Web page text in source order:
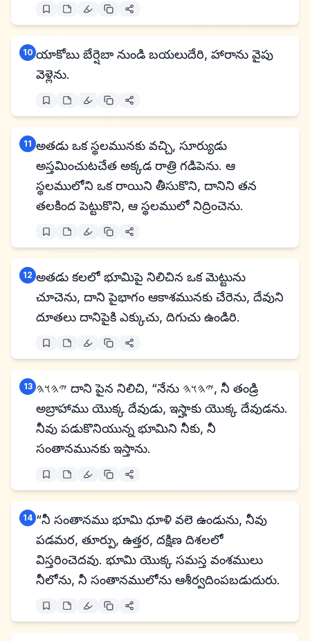
10 యాకోబు బేర్షెబా నుండి బయలుదేరి, హారాను వైపు
వెళ్లెను.
11 అతడు ఒక స్థలమునకు వచ్చి, సూర్యుడు
అస్తమించుటచేత అక్కడ రాత్రి గడిపెను. ఆ
స్థలములోని ఒక రాయిని తీసుకొని, దానిని తన
తలకింద పెట్టుకొని, ఆ స్థలములో నిద్రించెను.
12 అతడు కలలో భూమిపై నిలిచిన ఒక మెట్టును
చూచెను, దాని పైభాగం ఆకాశమునకు చేరెను, దేవుని
దూతలు దానిపైకి ఎక్కుచు, దిగుచు ఉండిరి.
13 𐤉𐤄𐤅𐤄 దాని పైన నిలిచి, “నేను 𐤉𐤄𐤅𐤄, నీ తండ్రి
అబ్రాహాము యొక్క దేవుడు, ఇస్హాకు యొక్క దేవుడను.
నీవు పడుకొనియున్న భూమిని నీకు, నీ
సంతానమునకు ఇస్తాను.
14 “నీ సంతానము భూమి ధూళి వలె ఉండును, నీవు
పడమర, తూర్పు, ఉత్తర, దక్షిణ దిశలలో
విస్తరించెదవు. భూమి యొక్క సమస్త వంశములు
నీలోను, నీ సంతానములోను ఆశీర్వదింపబడుదురు.